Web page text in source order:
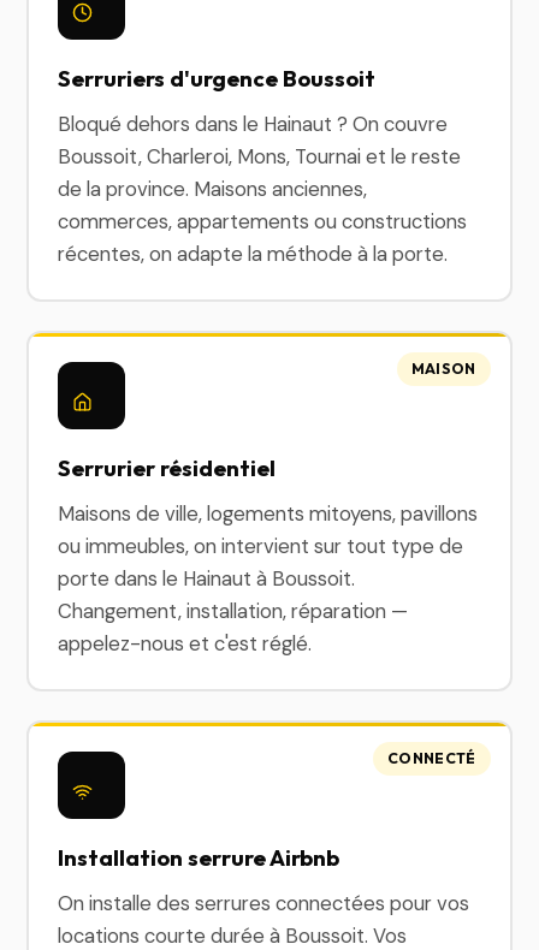
Serruriers d'urgence Boussoit
Bloqué dehors dans le Hainaut ? On couvre
Boussoit, Charleroi, Mons, Tournai et le reste
de la province. Maisons anciennes,
commerces, appartements ou constructions
récentes, on adapte la méthode à la porte.
Serrurier résidentiel
Maisons de ville, logements mitoyens, pavillons
ou immeubles, on intervient sur tout type de
porte dans le Hainaut à Boussoit.
Changement, installation, réparation —
appelez-nous et c'est réglé.
MAISON
Installation serrure Airbnb
On installe des serrures connectées pour vos
locations courte durée à Boussoit. Vos
CONNECTÉ